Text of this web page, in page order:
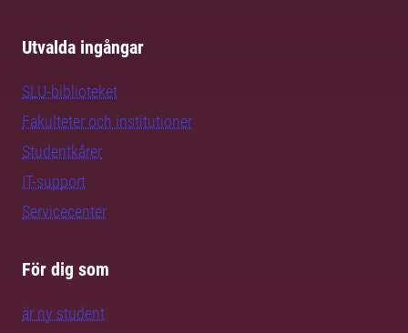
Utvalda ingångar
SLU-biblioteket
Fakulteter och institutioner
Studentkårer
IT-support
Servicecenter
För dig som
är ny student